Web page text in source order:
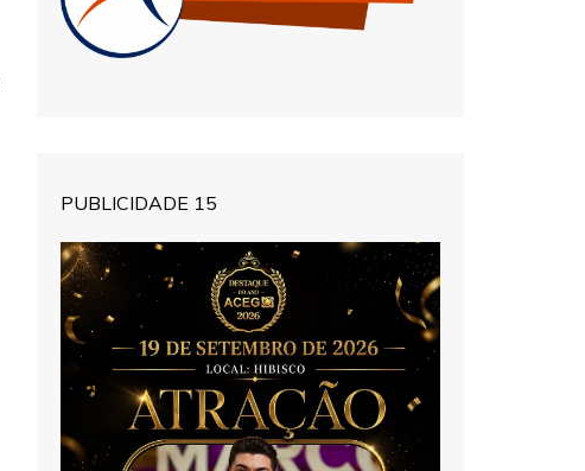
PUBLICIDADE 15